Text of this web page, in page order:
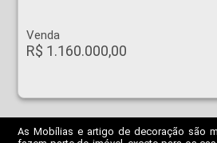
Venda
R$ 1.160.000,00
As Mobílias e artigo de decoração são